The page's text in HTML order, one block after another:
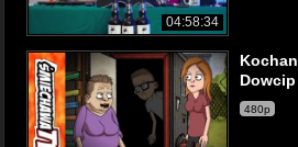
04:58:34
Dowcip
480p